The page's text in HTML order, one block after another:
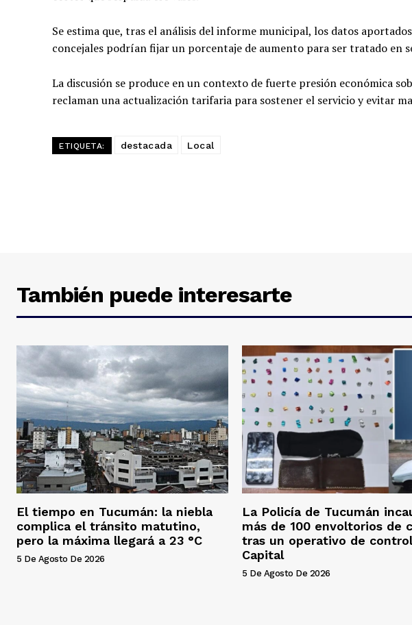
Se estima que, tras el análisis del informe municipal, los datos
concejales podrían fijar un porcentaje de aumento para ser tratado en
La discusión se produce en un contexto de fuerte presión económica
reclaman una actualización tarifaria para sostener el servicio y evitar
ETIQUETA: destacada Local
También puede interesarte
El tiempo en Tucumán: la niebla
complica el tránsito matutino,
pero la máxima llegará a 23 °C
5 De Agosto De 2026
La Policía de Tucumán
más de 100 envoltorios de
tras un operativo de
Capital
5 De Agosto De 2026